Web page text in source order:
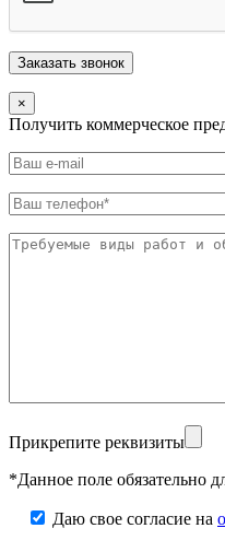
×
Получить коммерческое
Прикрепите реквизиты
*Данное поле обязательно
Даю свое согласие на